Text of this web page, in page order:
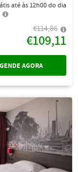
até às 12h00 do dia
€114,86
€109,11
AGORA